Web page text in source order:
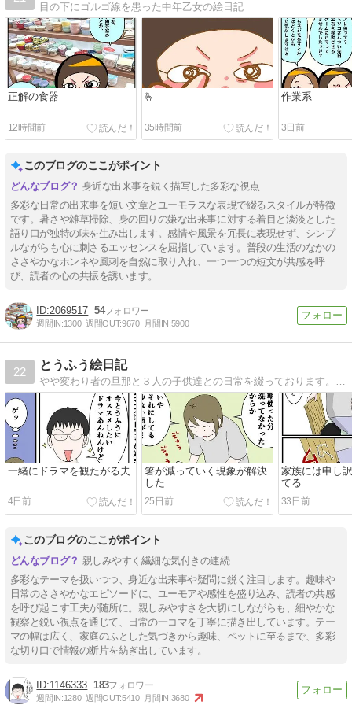
目の下にゴルゴ線を患った中年乙女の絵日記
正解の食器
12時間前
🫰
35時間前
作業系
3日前
このブログのここがポイント
身近な出来事を鋭く描写した多彩な視点
多彩な日常の出来事を短い文章とユーモラスな表現で綴るスタイルが特徴
です。暑さや雑草掃除、身の回りの嫌な出来事に対する着目と淡淡とした
語り口が独特の味を生み出します。感情や風景を冗長に表現せず、シンプ
ルながらも心に刺さるエッセンスを屈指しています。普段の生活のなかの
ささやかなホンネや風刺を自然に取り入れ、一つ一つの短文が共感を呼
び、読者の心の共振を誘います。
2069517 54
週間IN:1300 週間OUT:9670 月間IN:5900
22
とうふう絵日記
一緒にドラマを観たがる夫
4日前
箸が減っていく現象が解決
した
25日前
家族には申し
てる
33日前
このブログのここがポイント
親しみやすく繊細な気付きの連続
多彩なテーマを扱いつつ、身近な出来事や疑問に鋭く注目します。趣味や
日常のささやかなエピソードに、ユーモアや感性を盛り込み、読者の共感
を呼び起こす工夫が随所に。親しみやすさを大切にしながらも、細やかな
観察と鋭い視点を通じて、日常の一コマを丁寧に描き出しています。テー
マの幅は広く、家庭のふとした気づきから趣味、ペットに至るまで、多彩
な切り口で情報の断片を紡ぎ出しています。
1146333 183
週間IN:1280 週間OUT:5410 月間IN:3680